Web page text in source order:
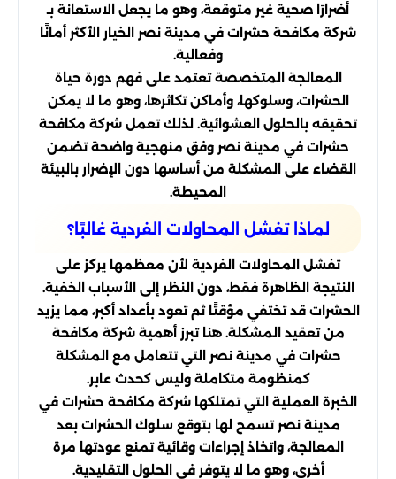
أضرارًا صحية غير متوقعة، وهو ما يجعل الاستعانة بـ
شركة مكافحة حشرات في مدينة نصر الخيار الأكثر أمانًا
وفعالية.
المعالجة المتخصصة تعتمد على فهم دورة حياة
الحشرات، وسلوكها، وأماكن تكاثرها، وهو ما لا يمكن
تحقيقه بالحلول العشوائية. لذلك تعمل شركة مكافحة
حشرات في مدينة نصر وفق منهجية واضحة تضمن
القضاء على المشكلة من أساسها دون الإضرار بالبيئة
المحيطة.
لماذا تفشل المحاولات الفردية غالبًا؟
تفشل المحاولات الفردية لأن معظمها يركز على
النتيجة الظاهرة فقط، دون النظر إلى الأسباب الخفية.
الحشرات قد تختفي مؤقتًا ثم تعود بأعداد أكبر، مما يزيد
من تعقيد المشكلة. هنا تبرز أهمية شركة مكافحة
حشرات في مدينة نصر التي تتعامل مع المشكلة
كمنظومة متكاملة وليس كحدث عابر.
الخبرة العملية التي تمتلكها شركة مكافحة حشرات في
مدينة نصر تسمح لها بتوقع سلوك الحشرات بعد
المعالجة، واتخاذ إجراءات وقائية تمنع عودتها مرة
أخرى، وهو ما لا يتوفر في الحلول التقليدية.